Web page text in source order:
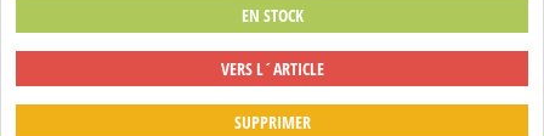
EN STOCK
VERS L´ARTICLE
SUPPRIMER